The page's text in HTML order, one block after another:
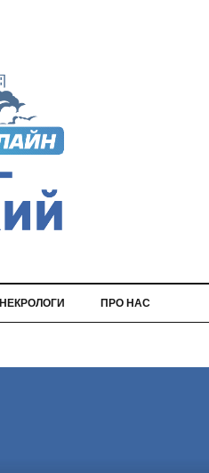
НЕКРОЛОГИ ПРО НАС